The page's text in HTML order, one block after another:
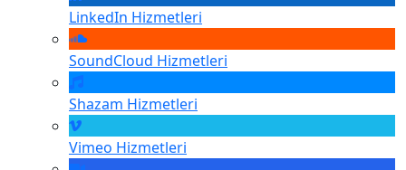
LinkedIn Hizmetleri
SoundCloud Hizmetleri
Shazam Hizmetleri
Vimeo Hizmetleri